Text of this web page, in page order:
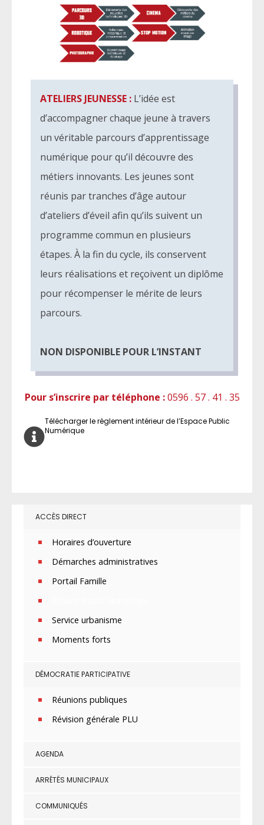
ATELIERS JEUNESSE : L’idée est
d’accompagner chaque jeune à travers
un véritable parcours d’apprentissage
numérique pour qu’il découvre des
métiers innovants. Les jeunes sont
réunis par tranches d’âge autour
d’ateliers d’éveil afin qu’ils suivent un
programme commun en plusieurs
étapes. À la fin du cycle, ils conservent
leurs réalisations et reçoivent un diplôme
pour récompenser le mérite de leurs
parcours.
NON DISPONIBLE POUR L’INSTANT
Pour s’inscrire par téléphone :0596 . 57 . 41 . 35
Télécharger le règlement intérieur de l’Espace Public
Numérique
ACCÈS DIRECT
Horaires d’ouverture
Démarches administratives
Portail Famille
Service urbanisme
Moments forts
DÉMOCRATIE PARTICIPATIVE
Réunions publiques
Révision générale PLU
AGENDA
ARRÊTÉS MUNICIPAUX
COMMUNIQUÉS